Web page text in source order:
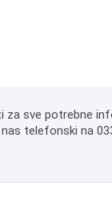
sve potrebne
telefonski na